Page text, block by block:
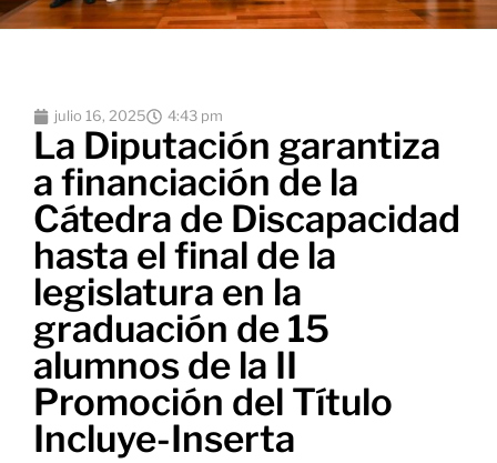
julio 16, 2025 4:43 pm
La Diputación garantiza
a financiación de la
Cátedra de Discapacidad
hasta el final de la
legislatura en la
graduación de 15
alumnos de la II
Promoción del Título
Incluye-Inserta